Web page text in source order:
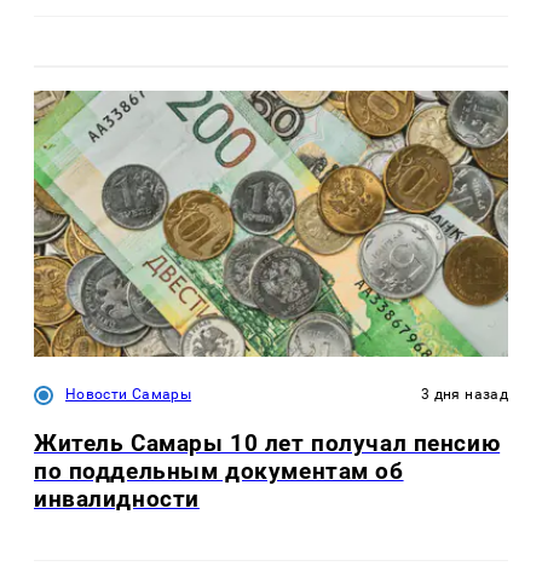
Новости Самары 3 дня назад
Житель Самары 10 лет получал пенсию
по поддельным документам об
инвалидности